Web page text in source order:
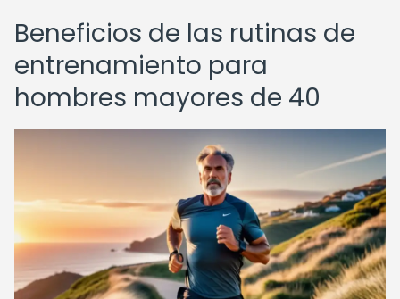
Beneficios de las rutinas de
entrenamiento para
hombres mayores de 40